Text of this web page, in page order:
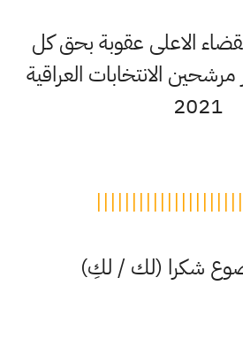
الاعلى عقوبة بحق كل
الانتخابات العراقية
2021
شكرا (لك / لكِ)